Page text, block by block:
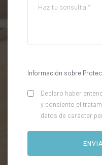
Información sobre
Declaro haber
y consiento el
datos de carácter